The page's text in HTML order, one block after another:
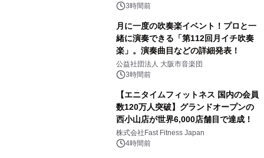
3時間前
月に一度の吹奏楽イベント！プロと一
緒に演奏できる「第112回月イチ吹奏
楽」。演奏曲目などの詳細発表！
公益社団法人 大阪市音楽団
3時間前
【エニタイムフィットネス 国内の会員
数120万人突破】グランドオープンの
西小山店が世界6,000店舗目で達成！
株式会社Fast Fitness Japan
4時間前